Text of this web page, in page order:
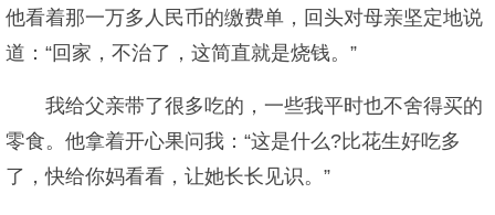
他看着那一万多人民币的缴费单，回头对母亲坚定地说
道：“回家，不治了，这简直就是烧钱。”
我给父亲带了很多吃的，一些我平时也不舍得买的
零食。他拿着开心果问我：“这是什么?比花生好吃多
了，快给你妈看看，让她长长见识。”